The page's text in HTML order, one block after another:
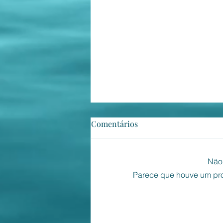
Contestado
Este ano, os Estados Unidos da
poderá receber o mesmo e
Comentários
Parece que houve um